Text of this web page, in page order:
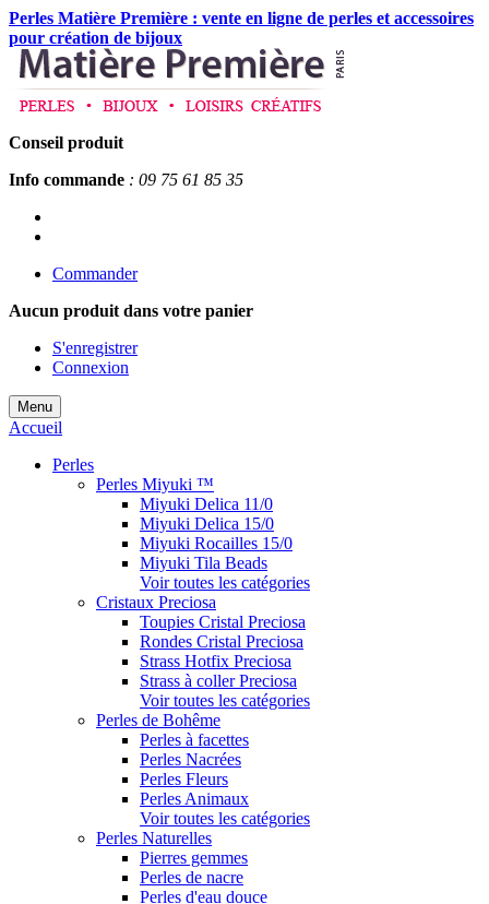
Perles Matière Première : vente en ligne de perles et accessoires
pour création de bijoux
Conseil produit
Info commande : 09 75 61 85 35
Commander
Aucun produit dans votre panier
S'enregistrer
Connexion
Menu
Accueil
Perles
Perles Miyuki ™
Miyuki Delica 11/0
Miyuki Delica 15/0
Miyuki Rocailles 15/0
Miyuki Tila Beads
Voir toutes les catégories
Cristaux Preciosa
Toupies Cristal Preciosa
Rondes Cristal Preciosa
Strass Hotfix Preciosa
Strass à coller Preciosa
Voir toutes les catégories
Perles de Bohême
Perles à facettes
Perles Nacrées
Perles Fleurs
Perles Animaux
Voir toutes les catégories
Perles Naturelles
Pierres gemmes
Perles de nacre
Perles d'eau douce